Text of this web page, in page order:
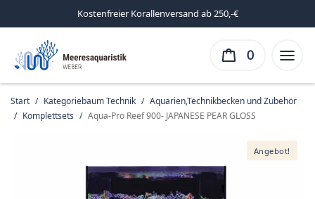
Kostenfreier Korallenversand ab 250,-€
0
Start / Kategoriebaum Technik / Aquarien,Technikbecken und Zubehör
/ Komplettsets / Aqua-Pro Reef 900- JAPANESE PEAR GLOSS
Angebot!